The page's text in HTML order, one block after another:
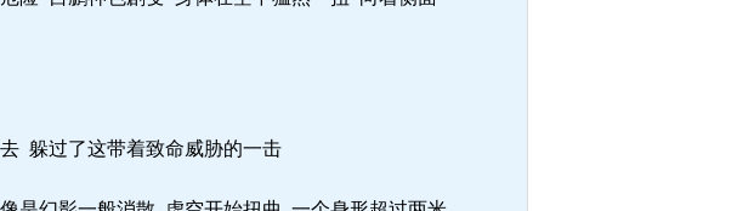
躲过了这带着致命威胁的一击